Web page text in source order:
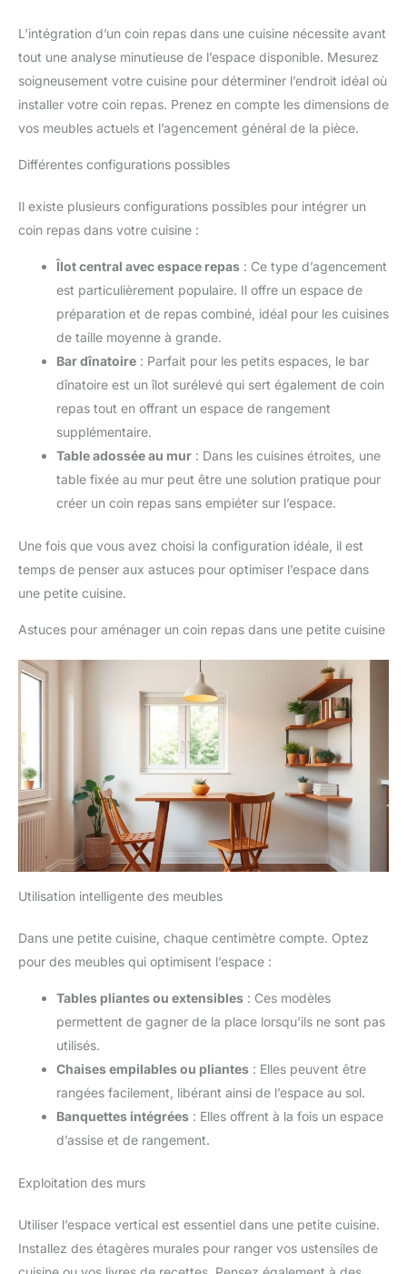
L’intégration d’un coin repas dans une cuisine nécessite avant
tout une analyse minutieuse de l’espace disponible. Mesurez
soigneusement votre cuisine pour déterminer l’endroit idéal où
installer votre coin repas. Prenez en compte les dimensions de
vos meubles actuels et l’agencement général de la pièce.
Différentes configurations possibles
Il existe plusieurs configurations possibles pour intégrer un
coin repas dans votre cuisine :
Îlot central avec espace repas : Ce type d’agencement
est particulièrement populaire. Il offre un espace de
préparation et de repas combiné, idéal pour les cuisines
de taille moyenne à grande.
Bar dînatoire : Parfait pour les petits espaces, le bar
dînatoire est un îlot surélevé qui sert également de coin
repas tout en offrant un espace de rangement
supplémentaire.
Table adossée au mur : Dans les cuisines étroites, une
table fixée au mur peut être une solution pratique pour
créer un coin repas sans empiéter sur l’espace.
Une fois que vous avez choisi la configuration idéale, il est
temps de penser aux astuces pour optimiser l’espace dans
une petite cuisine.
Astuces pour aménager un coin repas dans une petite cuisine
Utilisation intelligente des meubles
Dans une petite cuisine, chaque centimètre compte. Optez
pour des meubles qui optimisent l’espace :
Tables pliantes ou extensibles : Ces modèles
permettent de gagner de la place lorsqu’ils ne sont pas
utilisés.
Chaises empilables ou pliantes : Elles peuvent être
rangées facilement, libérant ainsi de l’espace au sol.
Banquettes intégrées : Elles offrent à la fois un espace
d’assise et de rangement.
Exploitation des murs
Utiliser l’espace vertical est essentiel dans une petite cuisine.
Installez des étagères murales pour ranger vos ustensiles de